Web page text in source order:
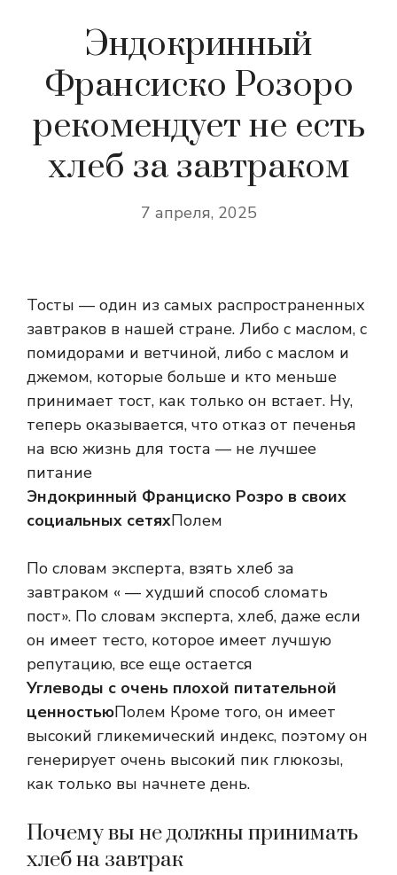
Эндокринный
Франсиско Розоро
рекомендует не есть
хлеб за завтраком
7 апреля, 2025
Тосты — один из самых распространенных
завтраков в нашей стране. Либо с маслом, с
помидорами и ветчиной, либо с маслом и
джемом, которые больше и кто меньше
принимает тост, как только он встает. Ну,
теперь оказывается, что отказ от печенья
на всю жизнь для тоста — не лучшее
питание
Эндокринный Франциско Розро в своих
социальных сетяхПолем
По словам эксперта, взять хлеб за
завтраком « — худший способ сломать
пост». По словам эксперта, хлеб, даже если
он имеет тесто, которое имеет лучшую
репутацию, все еще остается
Углеводы с очень плохой питательной
ценностьюПолем Кроме того, он имеет
высокий гликемический индекс, поэтому он
генерирует очень высокий пик глюкозы,
как только вы начнете день.
Почему вы не должны принимать
хлеб на завтрак